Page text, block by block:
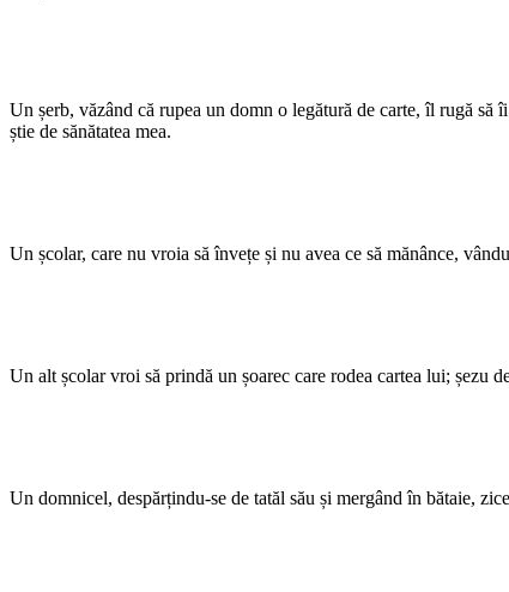
Un șerb, văzând că rupea un domn o legătură de carte, îl rugă
știe de sănătatea mea.
Un școlar, care nu vroia să învețe și nu avea ce să mănânce,
Un alt școlar vroi să prindă un șoarec care rodea cartea lui; șezu
Un domnicel, despărțindu-se de tatăl său și mergând în bătaie,